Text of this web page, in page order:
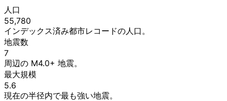
人口
55,780
インデックス済み都市レコードの人口。
地震数
7
周辺の M4.0+ 地震。
最大規模
5.6
現在の半径内で最も強い地震。